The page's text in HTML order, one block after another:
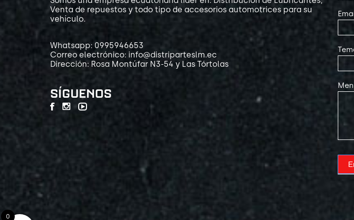
Venta de repuestos y todo tipo de accesorios automotrices para su
vehículo.
Whatsapp: 0995946653
Correo electrónico: info@distriparteslm.ec
Dirección: Rosa Montúfar N3-54 y Las Tórtolas
SÍGUENOS
0